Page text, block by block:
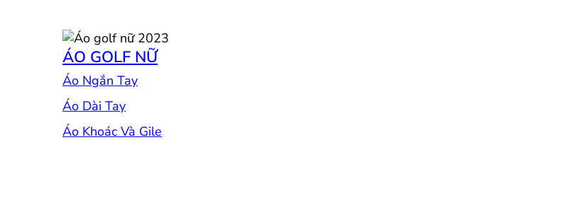
ÁO GOLF NỮ
Áo Ngắn Tay
Áo Dài Tay
Áo Khoác Và Gile